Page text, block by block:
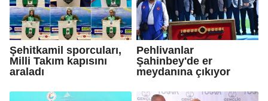
Şehitkamil sporcuları,
Milli Takım kapısını
araladı
Pehlivanlar
Şahinbey'de er
meydanına çıkıyor